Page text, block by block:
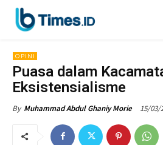
OPINI
Puasa dalam
Eksistensialisme
By Muhammad Abdul Ghaniy Morie 15/03/